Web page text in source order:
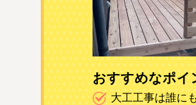
おすすめなポイ
大工工事は誰に